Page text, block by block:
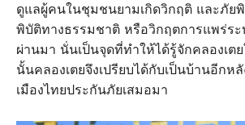
ดูแลผู้คนในชุมชนยามเกิดวิกฤติ และภัย
พิบัติทางธรรมชาติ หรือวิกฤตการแพร่ร
ผ่านมา นั่นเป็นจุดที่ทำให้ได้รู้จักคลองเต
นั้นคลองเตยจึงเปรียบได้กับเป็นบ้านอีกห
เมืองไทยประกันภัยเสมอมา